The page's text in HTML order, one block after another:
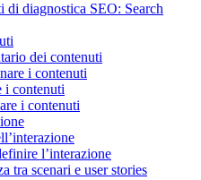
di diagnostica SEO: Search
dei contenuti
i contenuti
i contenuti
i contenuti
l’interazione
tra scenari e user stories